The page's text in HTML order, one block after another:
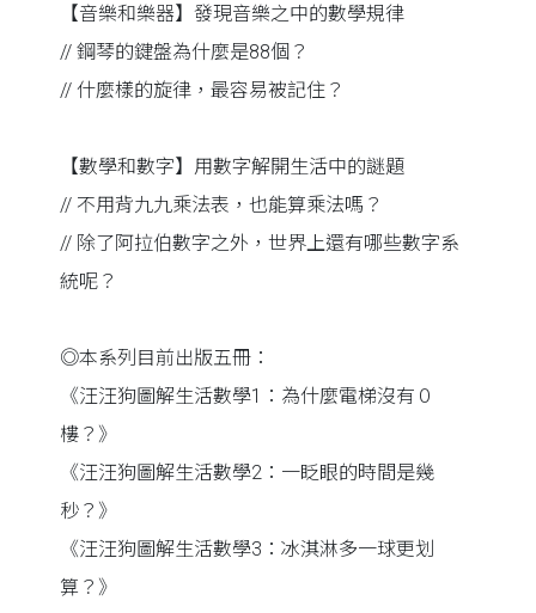
【音樂和樂器】發現音樂之中的數學規律
// 鋼琴的鍵盤為什麼是88個？
// 什麼樣的旋律，最容易被記住？
【數學和數字】用數字解開生活中的謎題
// 不用背九九乘法表，也能算乘法嗎？
// 除了阿拉伯數字之外，世界上還有哪些數字系
統呢？
◎本系列目前出版五冊：
《汪汪狗圖解生活數學1：為什麼電梯沒有０
樓？》
《汪汪狗圖解生活數學2：一眨眼的時間是幾
秒？》
《汪汪狗圖解生活數學3：冰淇淋多一球更划
算？》